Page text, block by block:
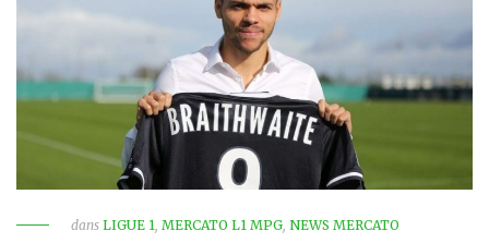
dans LIGUE 1, MERCATO L1 MPG, NEWS MERCATO